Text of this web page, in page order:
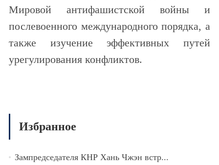
Мировой антифашистской войны и
послевоенного международного порядка, а
также изучение эффективных путей
урегулирования конфликтов.
Избранное
Зампредседателя КНР Хань Чжэн встр...